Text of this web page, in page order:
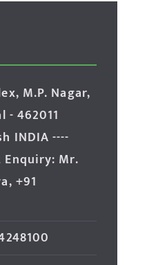
M.P. Nagar,
- 462011
INDIA ----
Mr.
+91